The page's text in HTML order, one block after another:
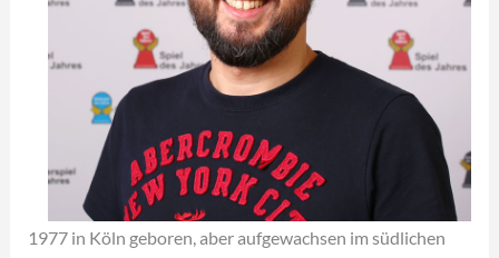
1977 in Köln geboren, aber aufgewachsen im südlichen